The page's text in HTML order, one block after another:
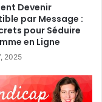
Devenir
par Message :
pour Séduire
en Ligne
2025